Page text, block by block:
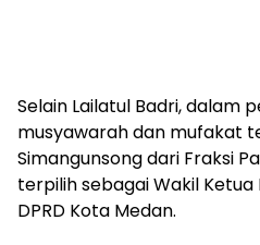
Selain Lailatul Badri, dalam
musyawarah dan mufakat
Simangunsong dari Fraksi
terpilih sebagai Wakil
DPRD Kota Medan.